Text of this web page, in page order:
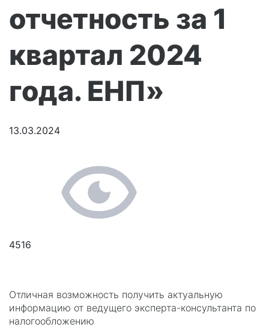
отчетность за 1
квартал 2024
года. ЕНП»
13.03.2024
4516
Отличная возможность получить актуальную
информацию от ведущего эксперта-консультанта по
налогообложению